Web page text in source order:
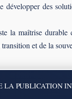
développer des
la maîtrise
et de la
LA PUBLICATION